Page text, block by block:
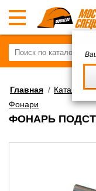
Главная / Каталог/
Фонари
ФОНАРЬ